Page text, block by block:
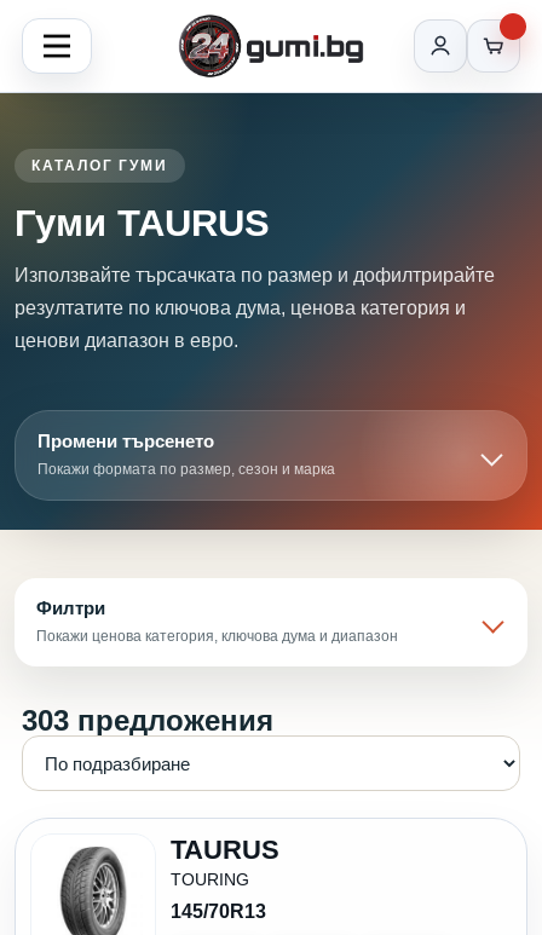
КАТАЛОГ ГУМИ
Гуми TAURUS
Използвайте търсачката по размер и дофилтрирайте
резултатите по ключова дума, ценова категория и
ценови диапазон в евро.
Промени търсенето
Покажи формата по размер, сезон и марка
Филтри
Покажи ценова категория, ключова дума и диапазон
303 предложения
TAURUS
TOURING
145/70R13